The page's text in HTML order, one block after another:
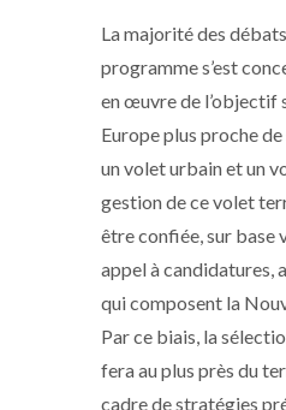
La majorité des
programme s’est
en œuvre de l’objectif
Europe plus proche
un volet urbain et un
gestion de ce volet
être confiée, sur base
appel à candidatures,
qui composent la
Par ce biais, la
fera au plus près du
cadre de stratégies